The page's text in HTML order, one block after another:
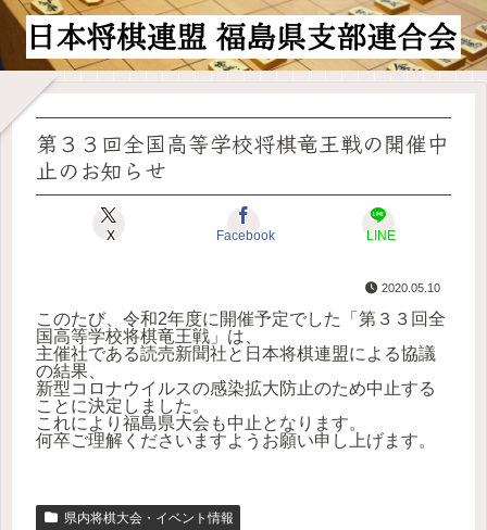
第３３回全国高等学校将棋竜王戦の開催中
止のお知らせ
X Facebook LINE
2020.05.10
このたび、令和2年度に開催予定でした「 第３３回全
国高等学校将棋竜王戦」は、
主催社である読売新聞社と日本将棋連盟による協議
の結果、
新型コロナウイルスの感染拡大防止のため中止する
ことに決定しま した。
これにより福島県大会も中止となります。
何卒ご理解くださいますようお願い申し上げます。
県内将棋大会・イベント情報